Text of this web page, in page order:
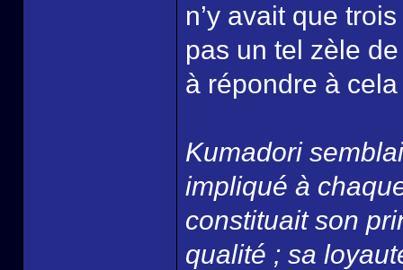
n’y avait que
pas un tel zèle
à répondre à
Kumadori
impliqué à
constituait son
qualité ; sa